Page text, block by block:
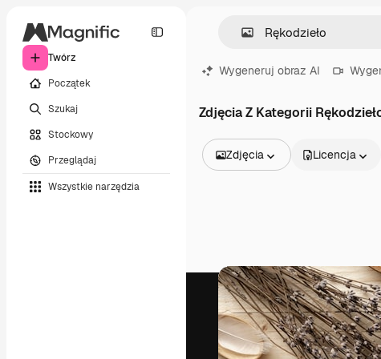
Twórz
Początek
Szukaj
Stockowy
Przeglądaj
Wszystkie narzędzia
Wygeneruj obraz AI
Zdjęcia Z Kategorii
Zdjęcia
Filmy
Klipy wideo
Ruchome grafiki
Szablony wideo
Ikony
Modele 3D
Czcionki
Licencja